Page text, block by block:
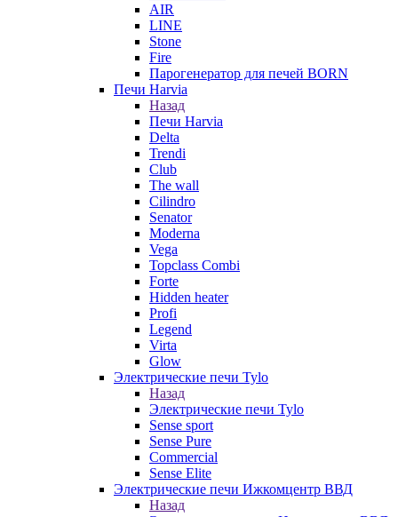
AIR
LINE
Stone
Fire
Парогенератор для печей BORN
Печи Harvia
Назад
Печи Harvia
Delta
Trendi
Club
The wall
Cilindro
Senator
Moderna
Vega
Topclass Combi
Forte
Hidden heater
Profi
Legend
Virta
Glow
Электрические печи Tylo
Назад
Электрические печи Tylo
Sense sport
Sense Pure
Commercial
Sense Elite
Электрические печи Ижкомцентр ВВД
Назад